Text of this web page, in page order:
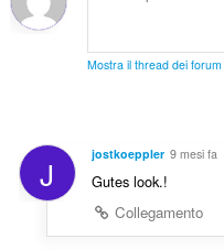
Mostra il thread dei forum
J jostkoeppler 9 mesi fa
Gutes look.!
Collegamento